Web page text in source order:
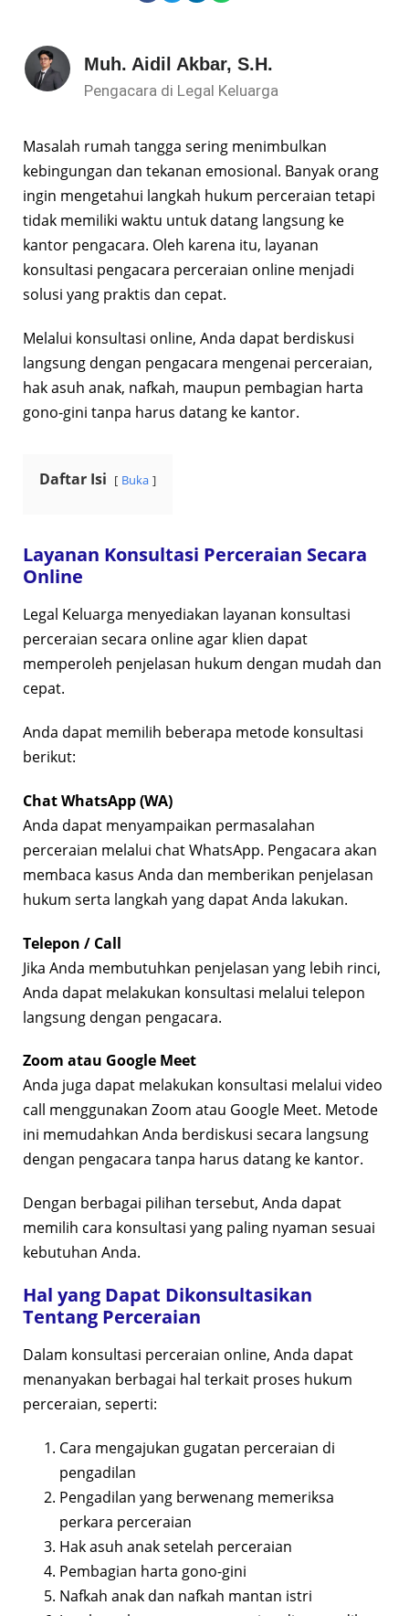
Muh. Aidil Akbar, S.H.
Pengacara di Legal Keluarga
Masalah rumah tangga sering menimbulkan
kebingungan dan tekanan emosional. Banyak orang
ingin mengetahui langkah hukum perceraian tetapi
tidak memiliki waktu untuk datang langsung ke
kantor pengacara. Oleh karena itu, layanan
konsultasi pengacara perceraian online menjadi
solusi yang praktis dan cepat.
Melalui konsultasi online, Anda dapat berdiskusi
langsung dengan pengacara mengenai perceraian,
hak asuh anak, nafkah, maupun pembagian harta
gono-gini tanpa harus datang ke kantor.
Daftar Isi Buka
Layanan Konsultasi Perceraian Secara
Online
Legal Keluarga menyediakan layanan konsultasi
perceraian secara online agar klien dapat
memperoleh penjelasan hukum dengan mudah dan
cepat.
Anda dapat memilih beberapa metode konsultasi
berikut:
Chat WhatsApp (WA)
Anda dapat menyampaikan permasalahan
perceraian melalui chat WhatsApp. Pengacara akan
membaca kasus Anda dan memberikan penjelasan
hukum serta langkah yang dapat Anda lakukan.
Telepon / Call
Jika Anda membutuhkan penjelasan yang lebih rinci,
Anda dapat melakukan konsultasi melalui telepon
langsung dengan pengacara.
Zoom atau Google Meet
Anda juga dapat melakukan konsultasi melalui video
call menggunakan Zoom atau Google Meet. Metode
ini memudahkan Anda berdiskusi secara langsung
dengan pengacara tanpa harus datang ke kantor.
Dengan berbagai pilihan tersebut, Anda dapat
memilih cara konsultasi yang paling nyaman sesuai
kebutuhan Anda.
Hal yang Dapat Dikonsultasikan
Tentang Perceraian
Dalam konsultasi perceraian online, Anda dapat
menanyakan berbagai hal terkait proses hukum
perceraian, seperti:
Cara mengajukan gugatan perceraian di
pengadilan
Pengadilan yang berwenang memeriksa
perkara perceraian
Hak asuh anak setelah perceraian
Pembagian harta gono-gini
Nafkah anak dan nafkah mantan istri